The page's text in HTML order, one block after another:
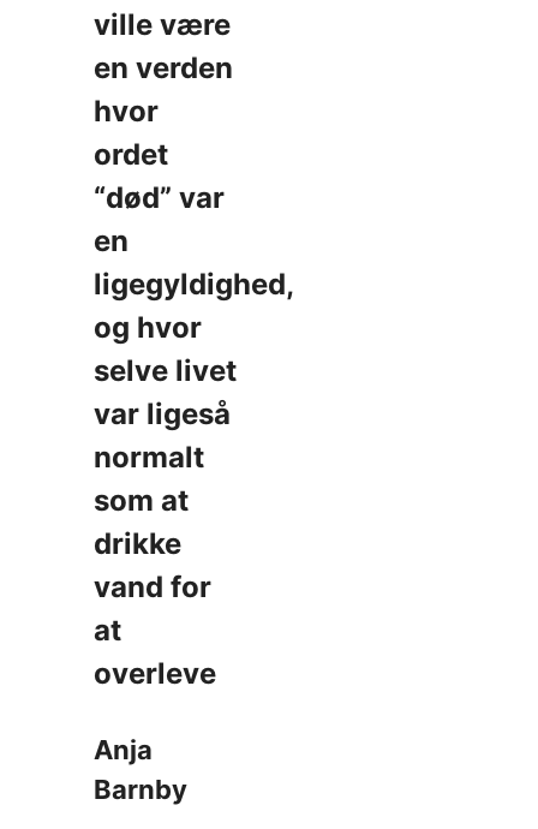
ville være
en verden
hvor
ordet
“død” var
en
ligegyldighed,
og hvor
selve livet
var ligeså
normalt
som at
drikke
vand for
at
overleve
Anja
Barnby